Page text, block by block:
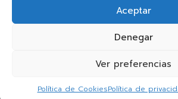
Aceptar
Denegar
Ver preferencias
Política de CookiesPolítica de
web designed by